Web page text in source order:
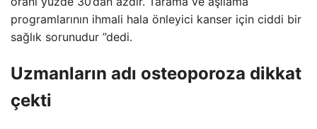
programlarının ihmali hala önleyici kanser için ciddi bir
sağlık sorunudur ”dedi.
Uzmanların adı osteoporoza dikkat
çekti